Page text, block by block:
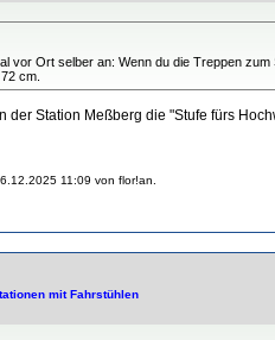
vor Ort selber an: Wenn du die Treppen
cm.
der Station Meßberg die "Stufe fürs
11:09 von flor!an.
mit Fahrstühlen